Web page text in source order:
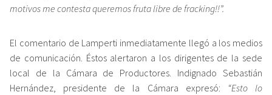
motivos me contesta queremos fruta libre de fracking!!”.
El comentario de Lamperti inmediatamente llegó a los medios
de comunicación. Éstos alertaron a los dirigentes de la sede
local de la Cámara de Productores. Indignado Sebastián
Hernández, presidente de la Cámara expresó: “Esto lo